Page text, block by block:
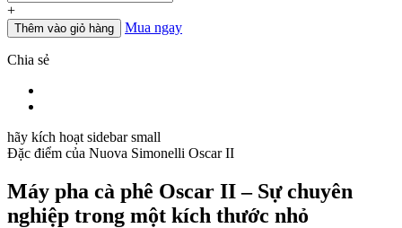
+
Thêm vào giỏ hàng Mua ngay
Chia sẻ
hãy kích hoạt sidebar small
Đặc điểm của Nuova Simonelli Oscar II
Máy pha cà phê Oscar II – Sự chuyên
nghiệp trong một kích thước nhỏ